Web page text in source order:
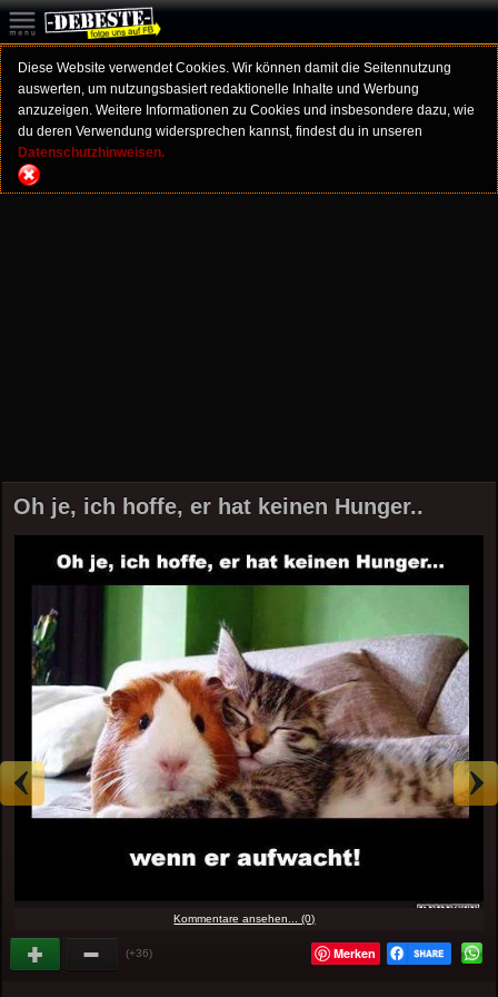
Diese Website verwendet Cookies. Wir können damit die Seitennutzung
auswerten, um nutzungsbasiert redaktionelle Inhalte und Werbung
anzuzeigen. Weitere Informationen zu Cookies und insbesondere dazu, wie
du deren Verwendung widersprechen kannst, findest du in unseren
Datenschutzhinweisen.
Oh je, ich hoffe, er hat keinen Hunger..
Kommentare ansehen... (0)
(+36) Merken